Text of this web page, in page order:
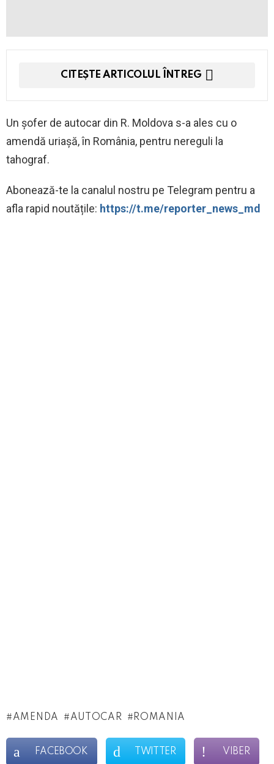
CITEȘTE ARTICOLUL ÎNTREG
Un șofer de autocar din R. Moldova s-a ales cu o
amendă uriașă, în România, pentru nereguli la
tahograf.
Abonează-te la canalul nostru pe Telegram pentru a
afla rapid noutățile: https://t.me/reporter_news_md
AMENDA AUTOCAR ROMANIA
FACEBOOK TWITTER VIBER